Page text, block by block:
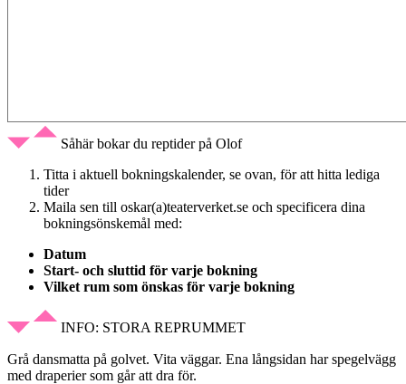
Såhär bokar du reptider på Olof
Titta i aktuell bokningskalender, se ovan, för att hitta lediga
tider
Maila sen till oskar(a)teaterverket.se och specificera dina
bokningsönskemål med:
Datum
Start- och sluttid för varje bokning
Vilket rum som önskas för varje bokning
INFO: STORA REPRUMMET
Grå dansmatta på golvet. Vita väggar. Ena långsidan har spegelvägg
med draperier som går att dra för.